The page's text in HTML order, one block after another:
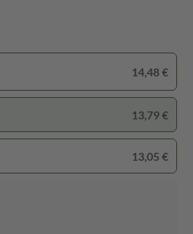
14,48 €
13,79 €
13,05 €